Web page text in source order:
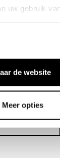
uw gebruik
de website
Meer opties